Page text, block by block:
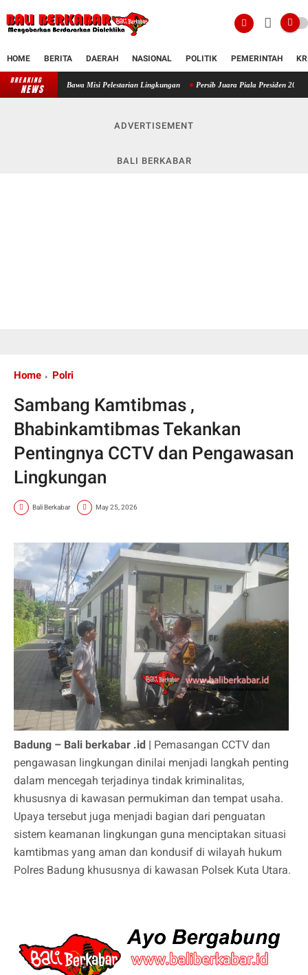
HOME BERITA DAERAH NASIONAL POLITIK PEMERINTAH
BREAKING
NEWS
Bawa Misi Pelestarian Lingkungan Persib Juara Piala Presiden 2026 di Stadion Dipta,
ADVERTISEMENT
BALI BERKABAR
Home Polri
Sambang Kamtibmas ,
Bhabinkamtibmas Tekankan
Pentingnya CCTV dan Pengawasan
Lingkungan
Bali Berkabar May 25, 2026
Badung – Bali berkabar .id | Pemasangan CCTV dan
pengawasan lingkungan dinilai menjadi langkah penting
dalam mencegah terjadinya tindak kriminalitas,
khususnya di kawasan permukiman dan tempat usaha.
Upaya tersebut juga menjadi bagian dari penguatan
sistem keamanan lingkungan guna menciptakan situasi
kamtibmas yang aman dan kondusif di wilayah hukum
Polres Badung khususnya di kawasan Polsek Kuta Utara.